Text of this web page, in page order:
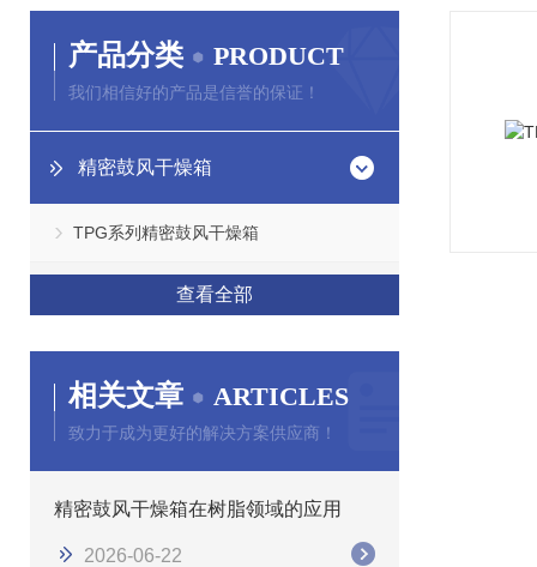
产品分类 PRODUCT
我们相信好的产品是信誉的保证！
精密鼓风干燥箱
TPG系列精密鼓风干燥箱
查看全部
相关文章 ARTICLES
致力于成为更好的解决方案供应商！
精密鼓风干燥箱在树脂领域的应用
2026-06-22